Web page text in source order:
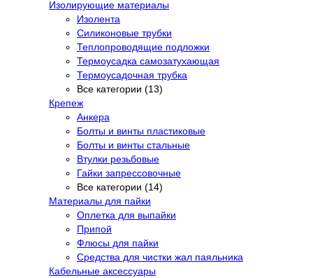
Изолирующие материалы
Изолента
Силиконовые трубки
Теплопроводящие подложки
Термоусадка самозатухающая
Термоусадочная трубка
Все категории (13)
Крепеж
Анкера
Болты и винты пластиковые
Болты и винты стальные
Втулки резьбовые
Гайки запрессовочные
Все категории (14)
Материалы для пайки
Оплетка для выпайки
Припой
Флюсы для пайки
Средства для чистки жал паяльника
Кабельные аксессуары